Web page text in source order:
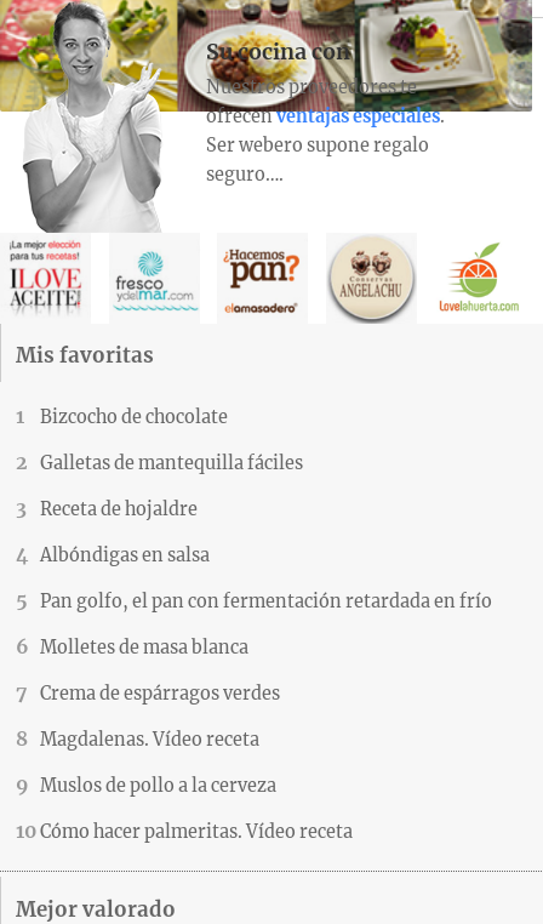
Su cocina con
Nuestros proveedores te
ofrecenventajas especiales.
Ser webero supone regalo
seguro….
Mis favoritas
Bizcocho de chocolate
Galletas de mantequilla fáciles
Receta de hojaldre
Albóndigas en salsa
Pan golfo, el pan con fermentación retardada en frío
Molletes de masa blanca
Crema de espárragos verdes
Magdalenas. Vídeo receta
Muslos de pollo a la cerveza
Cómo hacer palmeritas. Vídeo receta
Mejor valorado